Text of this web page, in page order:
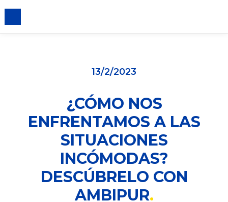
13/2/2023
¿CÓMO NOS
ENFRENTAMOS A LAS
SITUACIONES
INCÓMODAS?
DESCÚBRELO CON
AMBIPUR